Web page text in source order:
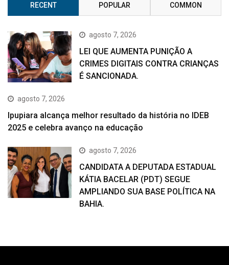
RECENT POPULAR COMMON
agosto 7, 2026
LEI QUE AUMENTA PUNIÇÃO A
CRIMES DIGITAIS CONTRA CRIANÇAS
É SANCIONADA.
agosto 7, 2026
Ipupiara alcança melhor resultado da história no IDEB
2025 e celebra avanço na educação
agosto 7, 2026
CANDIDATA A DEPUTADA ESTADUAL
KÁTIA BACELAR (PDT) SEGUE
AMPLIANDO SUA BASE POLÍTICA NA
BAHIA.